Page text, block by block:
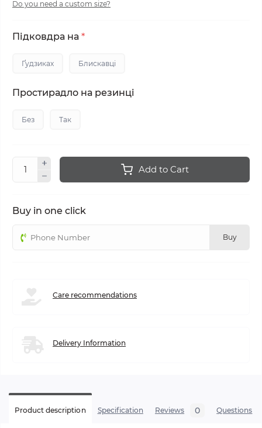
Do you need a custom size?
Підковдра на *
Ґудзиках Блискавці
Простирадло на резинці
Без Так
Add to Cart
Buy in one click
Buy
Сare recommendations
Delivery Information
Product description Specification Reviews 0 Questions